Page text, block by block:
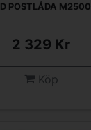
POSTLÅDA
2 329 Kr
Köp